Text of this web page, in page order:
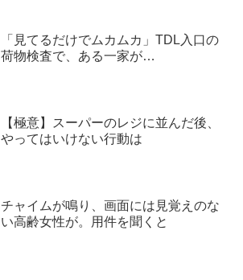
「見てるだけでムカムカ」TDL入口の
荷物検査で、ある一家が…
【極意】スーパーのレジに並んだ後、
やってはいけない行動は
チャイムが鳴り、画面には見覚えのな
い高齢女性が。用件を聞くと